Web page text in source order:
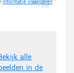
Informatie Vlaanderen
alle
in de